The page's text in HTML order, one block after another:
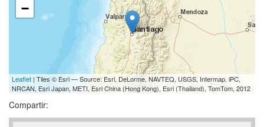
−
Leaflet | Tiles © Esri — Source: Esri, DeLorme, NAVTEQ, USGS, Intermap, iPC,
NRCAN, Esri Japan, METI, Esri China (Hong Kong), Esri (Thailand), TomTom, 2012
Compartir: